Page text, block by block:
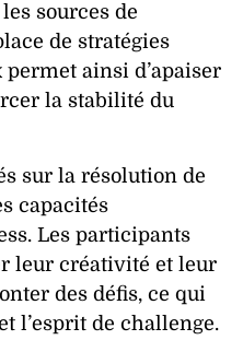
sources de
de stratégies
permet ainsi d’apaiser
la stabilité du
sur la résolution de
capacités
Les participants
leur créativité et leur
des défis, ce qui
l’esprit de challenge.